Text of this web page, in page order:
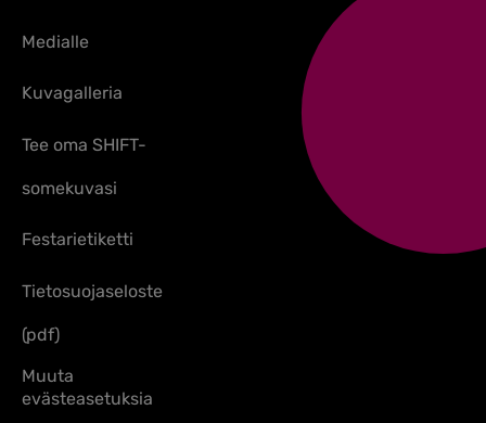
Medialle
Kuvagalleria
Tee oma SHIFT-
somekuvasi
Festarietiketti
Tietosuojaseloste
(pdf)
Muuta
evästeasetuksia